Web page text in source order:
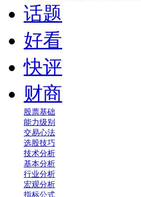
话题
好看
快评
财商
股票基础
能力级别
交易心法
选股技巧
技术分析
基本分析
行业分析
宏观分析
指标公式